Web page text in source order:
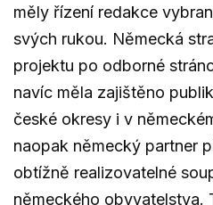
měly řízení redakce
svých rukou. Německá
projektu po odborné
navíc měla zajištěno
české okresy i v
naopak německý partner
obtížně realizovatelné
německého obyvatelstva.